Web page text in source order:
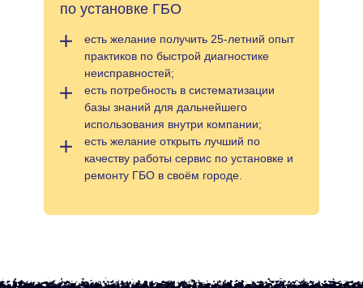
по установке ГБО
есть желание получить 25-летний опыт
практиков по быстрой диагностике
неисправностей;
есть потребность в систематизации
базы знаний для дальнейшего
использования внутри компании;
есть желание открыть лучший по
качеству работы сервис по установке и
ремонту ГБО в своём городе.